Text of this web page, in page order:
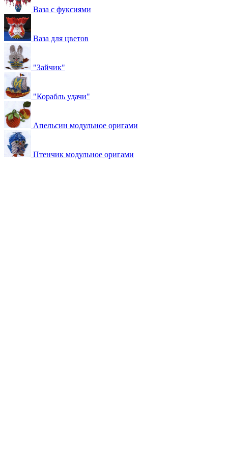
Ваза с фуксиями
Ваза для цветов
"Зайчик"
"Корабль удачи"
Апельсин модульное оригами
Птенчик модульное оригами